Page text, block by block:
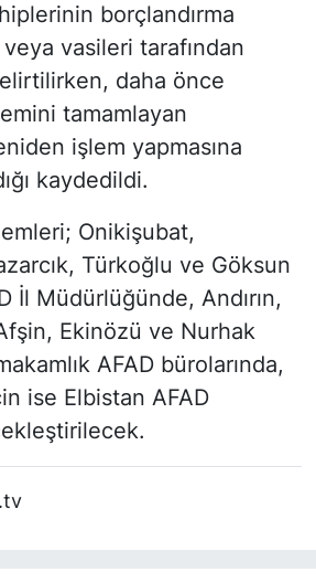
borçlandırma
vasileri tarafından
daha önce
tamamlayan
işlem yapmasına
kaydedildi.
Onikişubat,
Türkoğlu ve Göksun
İl Müdürlüğünde, Andırın,
Ekinözü ve Nurhak
AFAD bürolarında,
ise Elbistan AFAD